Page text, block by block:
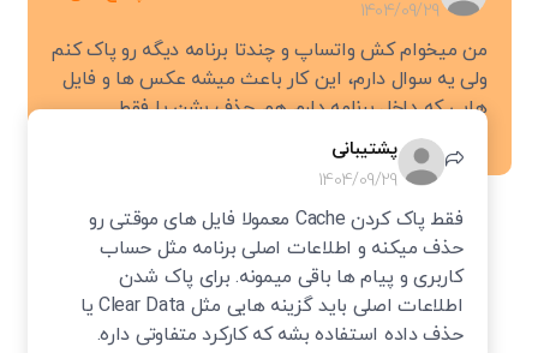
1404/09/29
من میخوام کش واتساپ و چندتا برنامه دیگه رو پاک کنم
ولی یه سوال دارم، این کار باعث میشه عکس ها و فایل
هایی که داخل برنامه دارم هم حذف بشن یا فقط
اطلاعات موقتی پاک میشن؟
پشتیبانی
1404/09/29
فقط پاک کردن Cache معمولا فایل های موقتی رو
حذف میکنه و اطلاعات اصلی برنامه مثل حساب
کاربری و پیام ها باقی میمونه. برای پاک شدن
اطلاعات اصلی باید گزینه هایی مثل Clear Data یا
حذف داده استفاده بشه که کارکرد متفاوتی داره.